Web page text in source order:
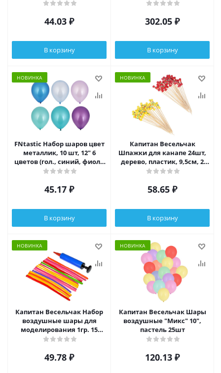
44.03 ₽
В корзину
302.05 ₽
В корзину
НОВИНКА
FNtastic Набор шаров цвет
металлик, 10 шт, 12" 6
цветов (гол., синий, фиол.,
сирен.,тиффани,морской)
45.17 ₽
В корзину
НОВИНКА
Капитан Весельчак
Шпажки для канапе 24шт,
дерево, пластик, 9,5см, 2
цвета, арт 1
58.65 ₽
В корзину
НОВИНКА
Капитан Весельчак Набор
воздушные шары для
моделирования 1гр. 15
штук + насос, пластик
49.78 ₽
НОВИНКА
Капитан Весельчак Шары
воздушные "Микс" 10",
пастель 25шт
120.13 ₽